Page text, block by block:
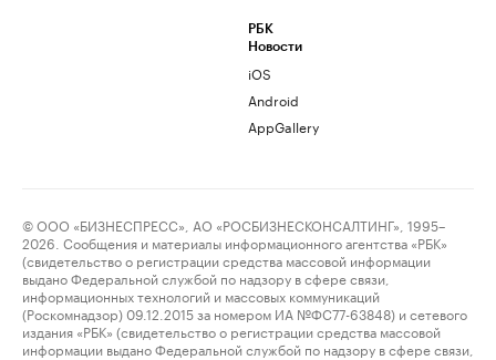
РБК
Новости
iOS
Android
AppGallery
© ООО «БИЗНЕСПРЕСС», АО «РОСБИЗНЕСКОНСАЛТИНГ», 1995–
2026. Сообщения и материалы информационного агентства «РБК»
(свидетельство о регистрации средства массовой информации
выдано Федеральной службой по надзору в сфере связи,
информационных технологий и массовых коммуникаций
(Роскомнадзор) 09.12.2015 за номером ИА №ФС77-63848) и сетевого
издания «РБК» (свидетельство о регистрации средства массовой
информации выдано Федеральной службой по надзору в сфере связи,